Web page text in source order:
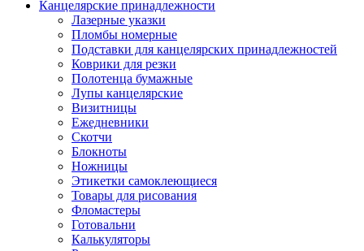
Канцелярские принадлежности
Лазерные указки
Пломбы номерные
Подставки для канцелярских принадлежностей
Коврики для резки
Полотенца бумажные
Лупы канцелярские
Визитницы
Ежедневники
Скотчи
Блокноты
Ножницы
Этикетки самоклеющиеся
Товары для рисования
Фломастеры
Готовальни
Калькуляторы